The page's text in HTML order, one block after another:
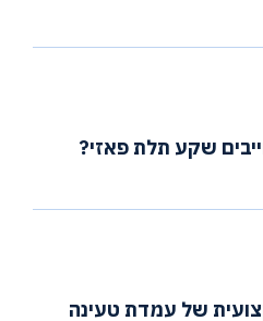
שקע תלת פאזי?
של עמדת טעינה